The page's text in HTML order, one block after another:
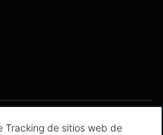
Tracking de sitios web de